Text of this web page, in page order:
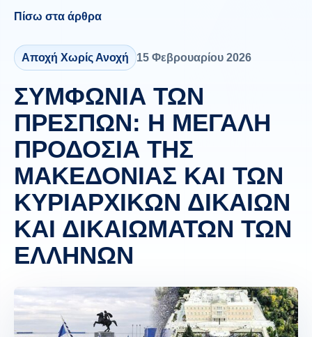
Πίσω στα άρθρα
Αποχή Χωρίς Ανοχή 15 Φεβρουαρίου 2026
ΣΥΜΦΩΝΙΑ ΤΩΝ
ΠΡΕΣΠΩΝ: Η ΜΕΓΑΛΗ
ΠΡΟΔΟΣΙΑ ΤΗΣ
ΜΑΚΕΔΟΝΙΑΣ ΚΑΙ ΤΩΝ
ΚΥΡΙΑΡΧΙΚΩΝ ΔΙΚΑΙΩΝ
ΚΑΙ ΔΙΚΑΙΩΜΑΤΩΝ ΤΩΝ
ΕΛΛΗΝΩΝ